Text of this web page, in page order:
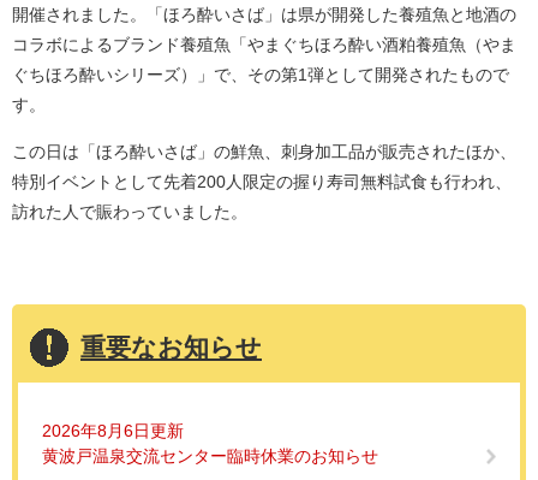
開催されました。「ほろ酔いさば」は県が開発した養殖魚と地酒の
コラボによるブランド養殖魚「やまぐちほろ酔い酒粕養殖魚（やま
ぐちほろ酔いシリーズ）」で、その第1弾として開発されたもので
す。
この日は「ほろ酔いさば」の鮮魚、刺身加工品が販売されたほか、
特別イベントとして先着200人限定の握り寿司無料試食も行われ、
訪れた人で賑わっていました。
重要なお知らせ
2026年8月6日更新
黄波戸温泉交流センター臨時休業のお知らせ